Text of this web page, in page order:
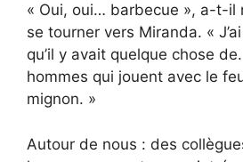
« Oui, oui… barbecue », a-t-il
se tourner vers Miranda. «
qu’il y avait quelque chose
hommes qui jouent avec le
mignon. »
Autour de nous : des